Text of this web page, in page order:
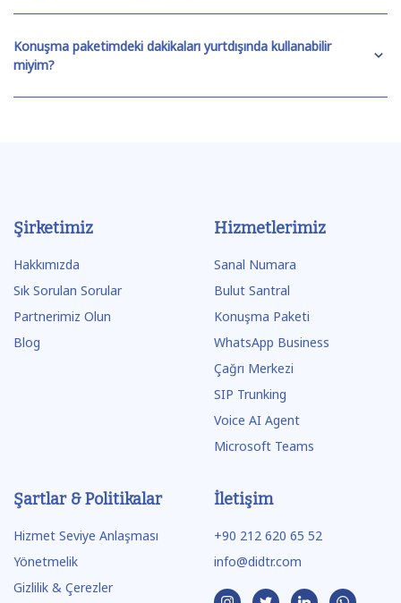
Konuşma paketimdeki dakikaları yurtdışında kullanabilir
miyim?
Şirketimiz
Hakkımızda
Sık Sorulan Sorular
Partnerimiz Olun
Blog
Hizmetlerimiz
Sanal Numara
Bulut Santral
Konuşma Paketi
WhatsApp Business
Çağrı Merkezi
SIP Trunking
Voice AI Agent
Microsoft Teams
Şartlar & Politikalar
Hizmet Seviye Anlaşması
Yönetmelik
Gizlilik & Çerezler
İletişim
+90 212 620 65 52
info@didtr.com